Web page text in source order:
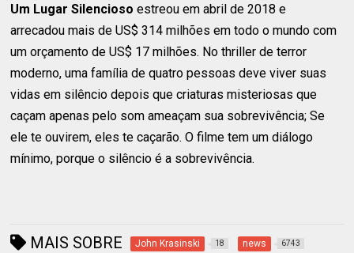
Um Lugar Silenciosoestreou em abril de 2018 e
arrecadou mais de US$ 314 milhões em todo o mundo com
um orçamento de US$ 17 milhões. No thriller de terror
moderno, uma família de quatro pessoas deve viver suas
vidas em silêncio depois que criaturas misteriosas que
caçam apenas pelo som ameaçam sua sobrevivência; Se
ele te ouvirem, eles te caçarão. O filme tem um diálogo
mínimo, porque o silêncio é a sobrevivência.
MAIS SOBRE John Krasinski 18 news 6743